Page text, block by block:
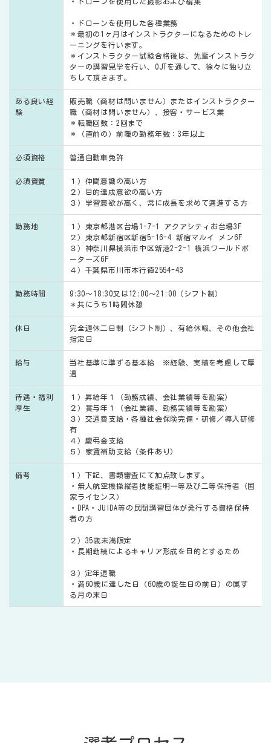
・ドローンを使用した各種業務
＊最初の1ヶ月はインストラクターになるためのトレ
ーニングを行います。
＊インストラクター試験合格後は、先輩インストラク
ターの講習見学を行い、OJTを通して、徐々に独り立
ちして頂きます。
ある良い経
験
販売職（商材は問いません）またはインストラクター
職（商材は問いません）、接客・サービス業
＊転職回数：2回まで
＊（直前の）前職の勤務年数：3年以上
必須資格 普通自動車免許
必須資質
１）仲間意識の高い方
２）目的達成意欲の高い方
３）学習意欲が高く、常に成長を求めて邁進する方
勤務地
１）東京都港区台場1-7-1 アクアシティお台場3F
２）東京都新宿区新宿5-16-4 新宿マルイ メン6F
３）神奈川県横浜市中区新港2-2-1 横浜ワールドポ
ーターズ6F
４）千葉県市川市本行徳2554-43
勤務時間
9:30〜18:30又は12:00〜21:00（シフト制）
＊共にうち1時間休憩
休日
完全週休二日制（シフト制）、有給休暇、その他会社
指定日
給与
当社基準に準ずる基本給 ※経験、実績を考慮して厚
遇
待遇・福利
厚生
１）昇給年１（勤務成績、会社業績等を勘案）
２）賞与年１（会社業績、勤務実績等を勘案）
３）交通費支給・各種社会保険完備・研修／導入研修
有
４）慶弔金支給
５）家賃補助支給（条件あり）
備考
１）下記、書類審査にて加点致します。
・無人航空機操縦者技能証明一等及び二等保持者（国
家ライセンス）
・DPA・JUIDA等の民間講習団体が発行する資格保持
者の方
２）35歳未満限定
・長期勤続によるキャリア形成を目的とするため
３）定年退職
・満60歳に達した日（60歳の誕生日の前日）の属す
る月の末日